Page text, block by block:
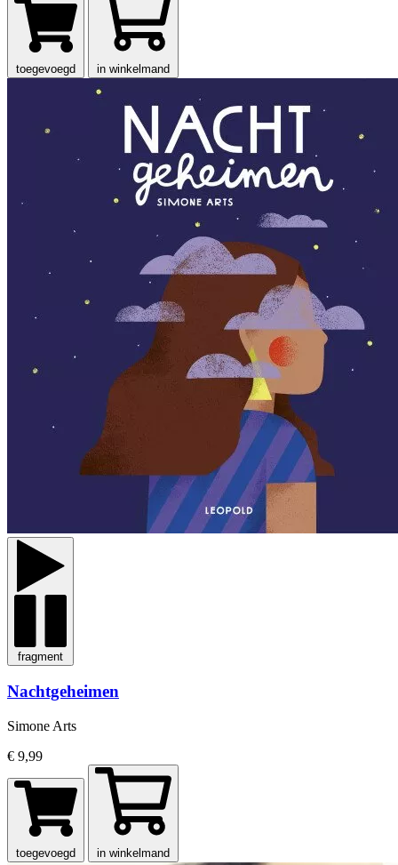
toegevoegd in winkelmand
fragment
Nachtgeheimen
Simone Arts
€ 9,99
toegevoegd in winkelmand